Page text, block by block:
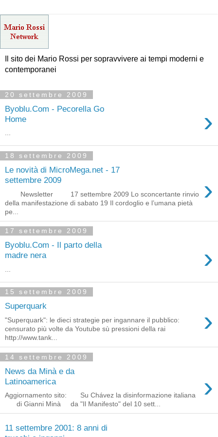
Il sito dei Mario Rossi per sopravvivere ai tempi moderni e
contemporanei
20 settembre 2009
Byoblu.Com - Pecorella Go
Home
›
...
18 settembre 2009
Le novità di MicroMega.net - 17
settembre 2009
›
Newsletter 17 settembre 2009 Lo sconcertante rinvio
della manifestazione di sabato 19 Il cordoglio e l’umana pietà
pe...
17 settembre 2009
Byoblu.Com - Il parto della
madre nera
›
15 settembre 2009
Superquark ›
"Superquark": le dieci strategie per ingannare il pubblico:
censurato più volte da Youtube sù pressioni della rai
http://www.tank...
14 settembre 2009
News da Minà e da
Latinoamerica
›
Aggiornamento sito: Su Chávez la disinformazione italiana
di Gianni Minà da "Il Manifesto" del 10 sett...
11 settembre 2001: 8 anni di